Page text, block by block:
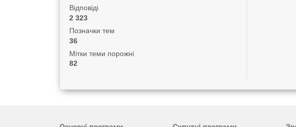
Відповіді
2 323
Позначки тем
36
Мітки теми порожні
82